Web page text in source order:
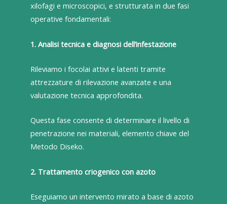
xilofagi e microscopici, e strutturata in due fasi
operative fondamentali:
1. Analisi tecnica e diagnosi dell’infestazione
Rileviamo i focolai attivi e latenti tramite
attrezzature di rilevazione avanzate e una
valutazione tecnica approfondita.
Questa fase consente di determinare il livello di
penetrazione nei materiali, elemento chiave del
Metodo Diseko.
2. Trattamento criogenico con azoto
Eseguiamo un intervento mirato a base di azoto